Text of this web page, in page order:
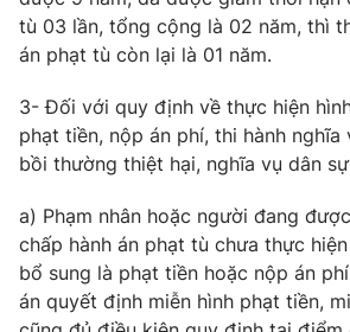
tù 03 lần, tổng cộng là 02 năm, thì
án phạt tù còn lại là 01 năm.
3- Đối với quy định về thực hiện
phạt tiền, nộp án phí, thi hành nghĩa
bồi thường thiệt hại, nghĩa vụ dân
a) Phạm nhân hoặc người đang
chấp hành án phạt tù chưa thực
bổ sung là phạt tiền hoặc nộp án
án quyết định miễn hình phạt tiền,